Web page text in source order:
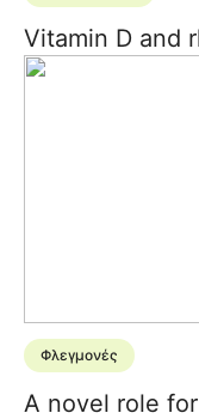
Vitamin D and
Φλεγμονές
A novel role